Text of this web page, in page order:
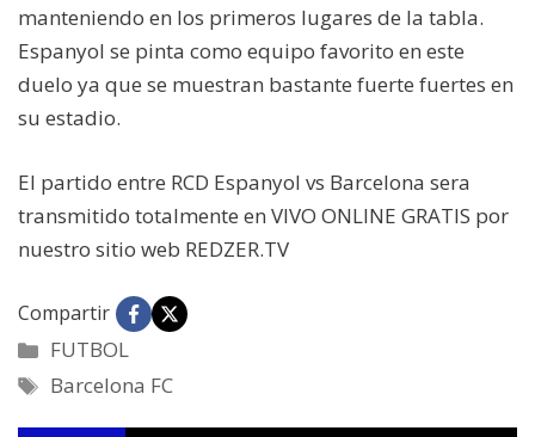
manteniendo en los primeros lugares de la tabla.
Espanyol se pinta como equipo favorito en este
duelo ya que se muestran bastante fuerte fuertes en
su estadio.
El partido entre RCD Espanyol vs Barcelona sera
transmitido totalmente en VIVO ONLINE GRATIS por
nuestro sitio web REDZER.TV
Compartir
Categorías
FUTBOL
Etiquetas
Barcelona FC